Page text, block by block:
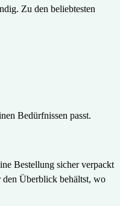
Zu den beliebtesten
Bedürfnissen passt.
Bestellung sicher verpackt
den Überblick behältst, wo